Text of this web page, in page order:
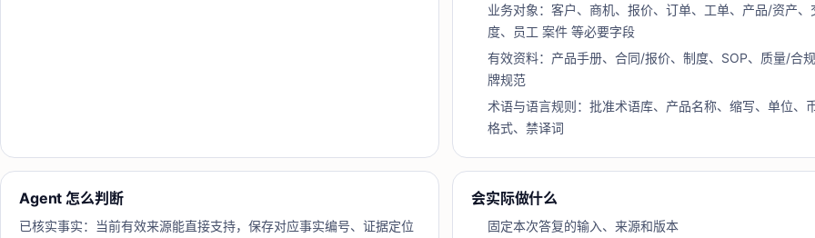
业务对象：客户、商机、报价、订单、工单、产品/资产、
度、员工 案件 等必要字段
有效资料：产品手册、合同/报价、制度、SOP、质量/合
牌规范
术语与语言规则：批准术语库、产品名称、缩写、单位、
格式、禁译词
Agent 怎么判断
已核实事实：当前有效来源能直接支持，保存对应事实编号、证据定位
会实际做什么
固定本次答复的输入、来源和版本